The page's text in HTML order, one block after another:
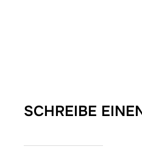
SCHREIBE